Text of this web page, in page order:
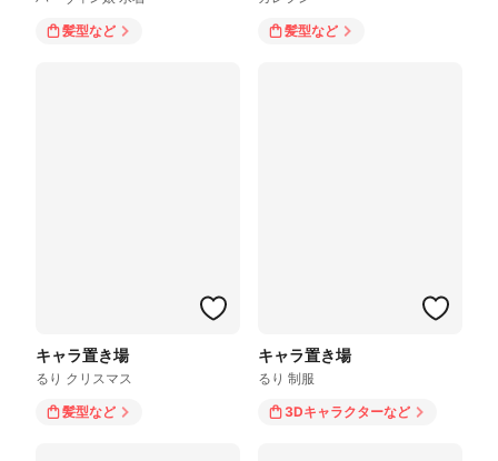
髪型など
髪型など
キャラ置き場
るり クリスマス
髪型など
キャラ置き場
るり 制服
3Dキャラクターなど